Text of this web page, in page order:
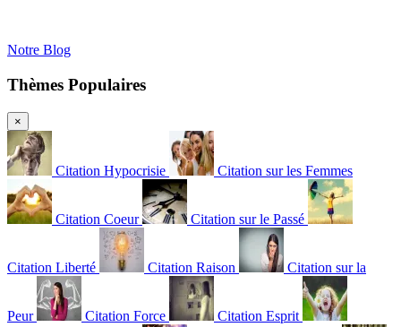
Notre Blog
Thèmes Populaires
×
Citation Hypocrisie Citation sur les Femmes
Citation Coeur Citation sur le Passé
Citation Liberté Citation Raison Citation sur la
Peur Citation Force Citation Esprit